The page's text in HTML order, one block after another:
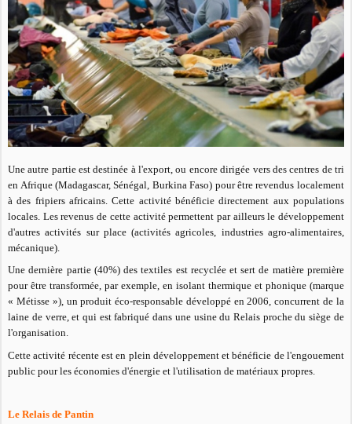
Une autre partie est destinée à l'export, ou encore dirigée vers des centres de tri
en Afrique (Madagascar, Sénégal, Burkina Faso) pour être revendus localement
à des fripiers africains. Cette activité bénéficie directement aux populations
locales. Les revenus de cette activité permettent par ailleurs le développement
d'autres activités sur place (activités agricoles, industries agro-alimentaires,
mécanique).
Une dernière partie (40%) des textiles est recyclée et sert de matière première
pour être transformée, par exemple, en isolant thermique et phonique (marque
« Métisse »), un produit éco-responsable développé en 2006, concurrent de la
laine de verre, et qui est fabriqué dans une usine du Relais proche du siège de
l'organisation.
Cette activité récente est en plein développement et bénéficie de l'engouement
public pour les économies d'énergie et l'utilisation de matériaux propres.
Le Relais de Pantin